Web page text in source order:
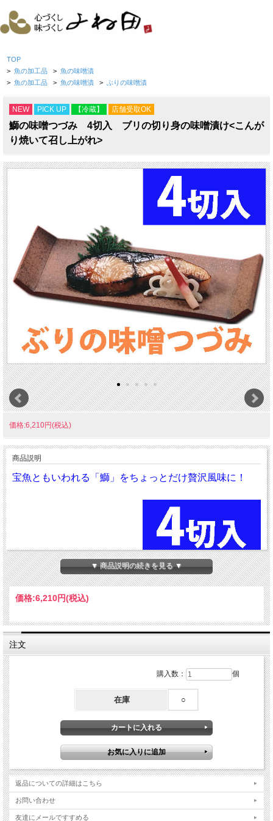
TOP
> 魚の加工品 > 魚の味噌漬
> 魚の加工品 > 魚の味噌漬 > ぶりの味噌漬
NEW PICK UP 【冷蔵】 店舗受取OK
鰤の味噌つづみ 4切入 ブリの切り身の味噌漬け<こんが
り焼いて召し上がれ>
価格:6,210円(税込)
商品説明
宝魚ともいわれる「鰤」をちょっとだけ贅沢風味に！
獲れたての鰤のおいしさを生かしたい。
▼ 商品説明の続きを見る ▼
価格:6,210円(税込)
注文
購入数： 個
在庫 ○
返品についての詳細はこちら
お問い合わせ
友達にメールですすめる